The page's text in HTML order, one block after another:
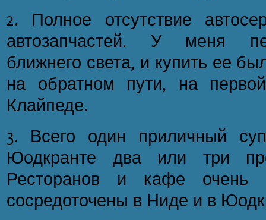
2. Полное отсутствие
автозапчастей. У меня
ближнего света, и купить ее
на обратном пути, на
Клайпеде.
3. Всего один приличный
Юодкранте два или три
Ресторанов и кафе
сосредоточены в Ниде и в